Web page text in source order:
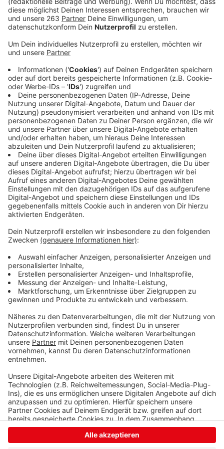
Vor dieser Frage stehen unsere Kommunen nach wie
Menschen. Neben normalen Mietwohnungen setzt
man auch hier auf Wohncontainer. Für 120 der 200
Menschen sollen sie aufgestellt werden. Das hat der
Rat gestern Abend beschlossen. Grundstücke in
Netphen, Dreis-Tiefenbach und Helgersdorf hat der
Rat dafür ausgewählt. Nach langer Diskussion.
Erst nachknapp zwei Stunden stand das Ergebnis
fest: Zwei Container soll die Stadt unterhalb des
“Schmellenbach Stadions” in Netphen hinstellen. Dann
noch einen beim Sportplatz Dreis-Tiefenbach und im
Gewerbegebiet Helgersdorf. Ursprünglich hatte die
Verwaltung elf Standorte vorgeschlagen – diese sind
Frohnhausen. Gegen den Standort haben rund 20
Laut deren Plakaten sei Frohnhausen für Geflüchtete
ungeeignet. Es gäbe keine Schulen, Kitas und nur eine
schlechte Busverbindung.
Anzeige
Anzeige